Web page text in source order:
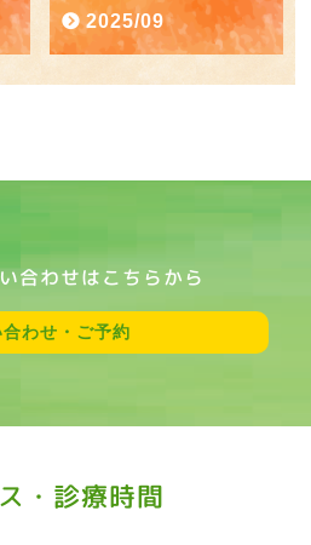
2025/09
合わせはこちらから
合わせ・ご予約
・診療時間